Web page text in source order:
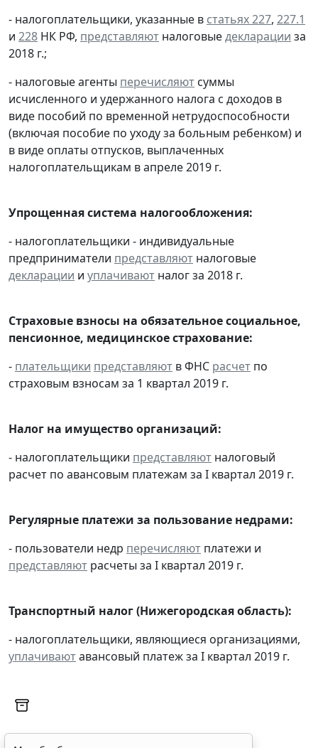
- налогоплательщики, указанные в статьях 227, 227.1
и 228 НК РФ, представляют налоговыедекларации за
2018 г.;
- налоговые агенты перечисляют суммы
исчисленного и удержанного налога с доходов в
виде пособий по временной нетрудоспособности
(включая пособие по уходу за больным ребенком) и
в виде оплаты отпусков, выплаченных
налогоплательщикам в апреле 2019 г.
Упрощенная система налогообложения:
- налогоплательщики - индивидуальные
предприниматели представляют налоговые
декларации и уплачивают налог за 2018 г.
Страховые взносы на обязательное социальное,
пенсионное, медицинское страхование:
- плательщики представляют в ФНС расчет по
страховым взносам за 1 квартал 2019 г.
Налог на имущество организаций:
- налогоплательщики представляют налоговый
расчет по авансовым платежам за I квартал 2019 г.
Регулярные платежи за пользование недрами:
- пользователи недр перечисляют платежи и
представляют расчеты за I квартал 2019 г.
Транспортный налог (Нижегородская область):
- налогоплательщики, являющиеся организациями,
уплачиваютавансовый платеж за I квартал 2019 г.
Мы обрабатываем локальные данные
браузера и используем инструменты
исследований и обзоров. Вы можете
настройках браузера. Пожалуйста,